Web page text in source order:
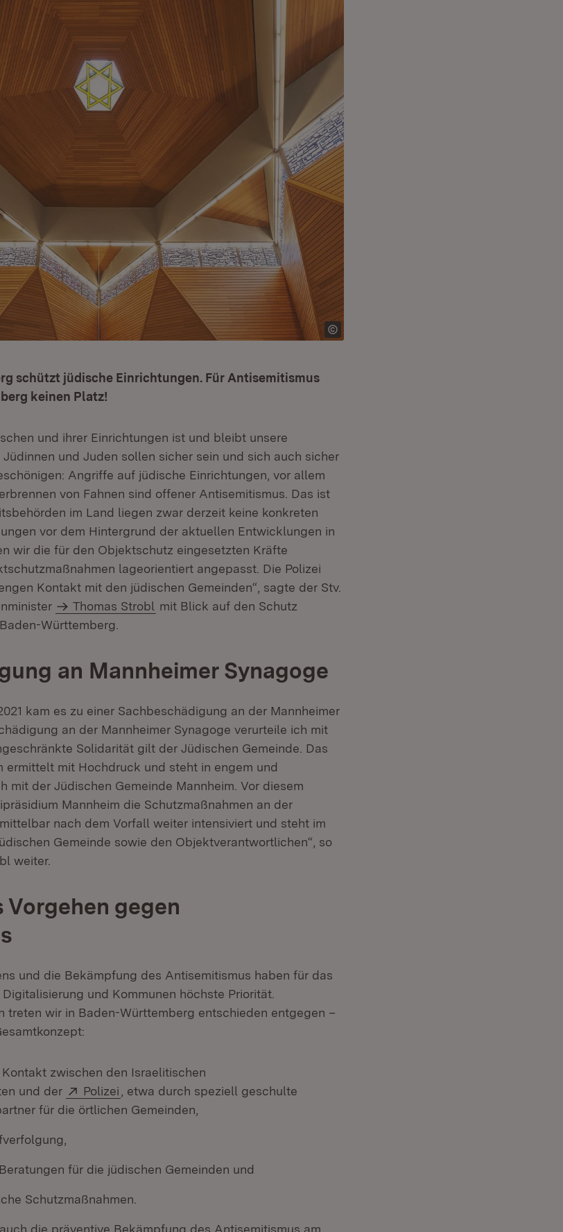
schützt jüdische Einrichtungen. Für Antisemitismus
keinen Platz!
und ihrer Einrichtungen ist und bleibt unsere
und Juden sollen sicher sein und sich auch sicher
Angriffe auf jüdische Einrichtungen, vor allem
von Fahnen sind offener Antisemitismus. Das ist
im Land liegen zwar derzeit keine konkreten
vor dem Hintergrund der aktuellen Entwicklungen in
wir die für den Objektschutz eingesetzten Kräfte
lageorientiert angepasst. Die Polizei
Kontakt mit den jüdischen Gemeinden“, sagte der Stv.
Thomas Strobl mit Blick auf den Schutz
Württemberg.
an Mannheimer Synagoge
kam es zu einer Sachbeschädigung an der Mannheimer
an der Mannheimer Synagoge verurteile ich mit
Solidarität gilt der Jüdischen Gemeinde. Das
ermittelt mit Hochdruck und steht in engem und
mit der Jüdischen Gemeinde Mannheim. Vor diesem
Mannheim die Schutzmaßnahmen an der
nach dem Vorfall weiter intensiviert und steht im
Gemeinde sowie den Objektverantwortlichen“, so
weiter.
Vorgehen gegen
und die Bekämpfung des Antisemitismus haben für das
und Kommunen höchste Priorität.
treten wir in Baden-Württemberg entschieden entgegen –
zwischen den Israelitischen
und der
Extern:
Polizei (Öffnet in neuem Fenster)
, etwa durch speziell geschulte
für die örtlichen Gemeinden,
für die jüdischen Gemeinden und
Schutzmaßnahmen.
die präventive Bekämpfung des Antisemitismus am